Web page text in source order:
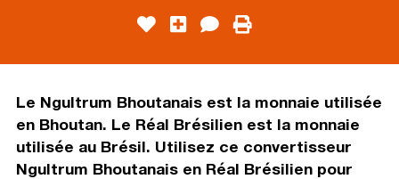
Le Ngultrum Bhoutanais est la monnaie utilisée
en Bhoutan. Le Réal Brésilien est la monnaie
utilisée au Brésil. Utilisez ce convertisseur
Ngultrum Bhoutanais en Réal Brésilien pour